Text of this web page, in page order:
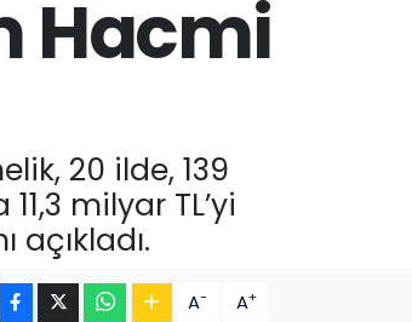
Hacmi
20 ilde, 139
milyar TL’yi
A- A+